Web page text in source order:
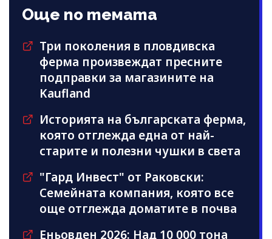
Още по темата
Три поколения в пловдивска
ферма произвеждат пресните
подправки за магазините на
Kaufland
Историята на българската ферма,
която отглежда една от най-
старите и полезни чушки в света
"Гард Инвест" от Раковски:
Семейната компания, която все
още отглежда доматите в почва
Еньовден 2026: Над 10 000 тона